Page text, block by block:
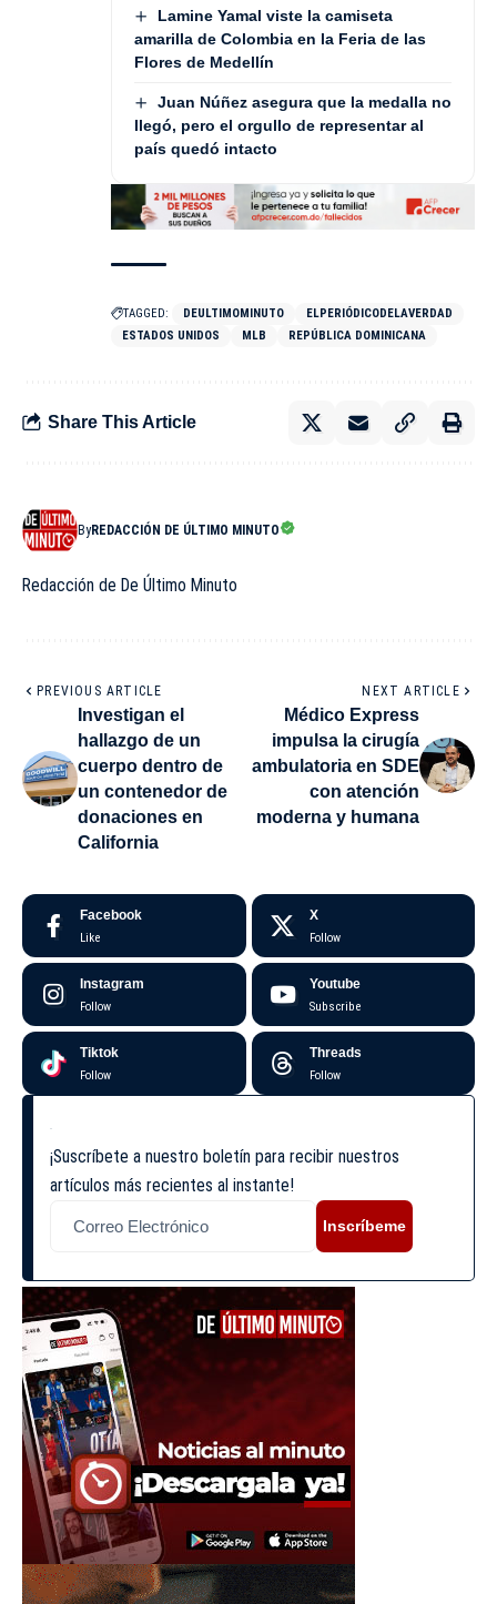
Lamine Yamal viste la camiseta
amarilla de Colombia en la Feria de las
Flores de Medellín
Juan Núñez asegura que la medalla no
llegó, pero el orgullo de representar al
país quedó intacto
TAGGED: DEULTIMOMINUTO
ELPERIÓDICODELAVERDAD
ESTADOS UNIDOS
MLB REPÚBLICA DOMINICANA
Share This Article
ByREDACCIÓN DE ÚLTIMO MINUTO
Redacción de De Último Minuto
PREVIOUS ARTICLE
Investigan el
hallazgo de un
cuerpo dentro de
un contenedor de
donaciones en
California
NEXT ARTICLE
Médico Express
impulsa la cirugía
ambulatoria en SDE
con atención
moderna y humana
Facebook
Like
X
Follow
Instagram
Follow
Youtube
Subscribe
Tiktok
Follow
Threads
Follow
¡Suscríbete a nuestro boletín para recibir nuestros
artículos más recientes al instante!
Inscríbeme